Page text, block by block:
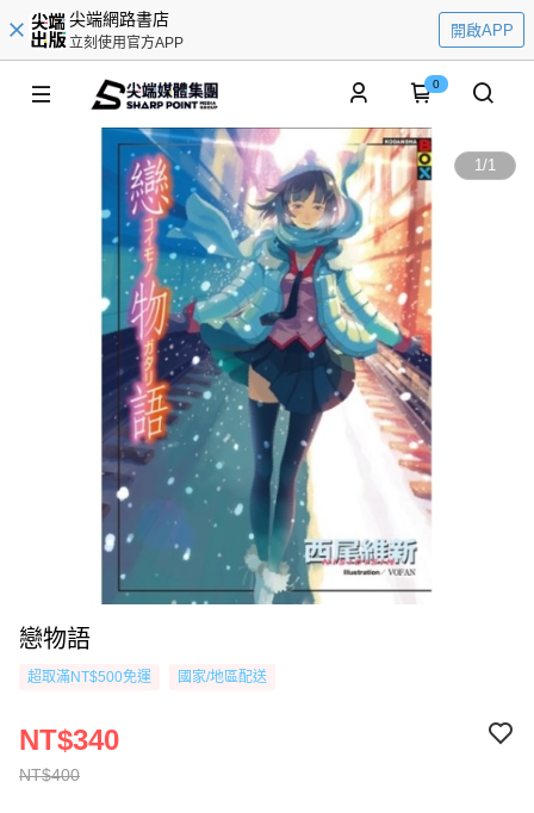
尖端網路書店
立刻使用官方APP
開啟APP
0
1/1
戀物語
超取滿NT$500免運 國家/地區配送
NT$400
NT$340